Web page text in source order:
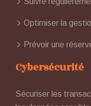
Optimiser la
Prévoir une
Cybersécurité
Sécuriser les